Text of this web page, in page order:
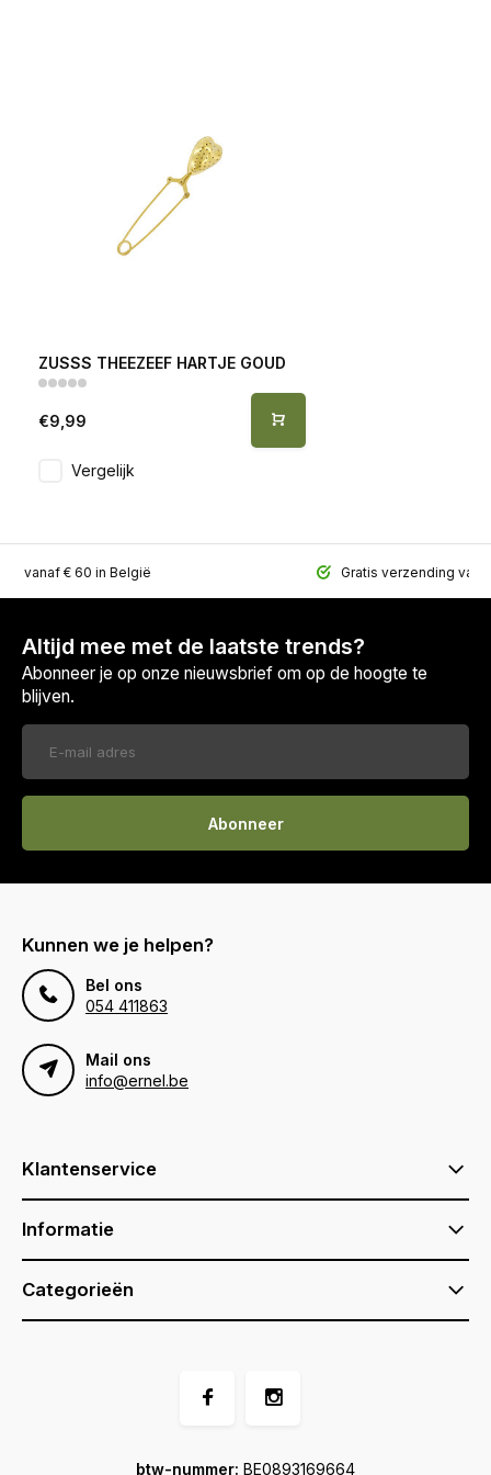
ZUSSS THEEZEEF HARTJE GOUD
€9,99
Vergelijk
vanaf € 60 in België Gratis verzending
Altijd mee met de laatste trends?
Abonneer je op onze nieuwsbrief om op de hoogte te
blijven.
Abonneer
Kunnen we je helpen?
Bel ons
054 411863
Mail ons
info@ernel.be
Klantenservice
Informatie
Categorieën
btw-nummer: BE0893169664